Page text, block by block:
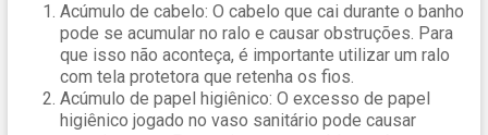
Acúmulo de cabelo: O cabelo que cai durante o banho
pode se acumular no ralo e causar obstruções. Para
que isso não aconteça, é importante utilizar um ralo
com tela protetora que retenha os fios.
Acúmulo de papel higiênico: O excesso de papel
higiênico jogado no vaso sanitário pode causar